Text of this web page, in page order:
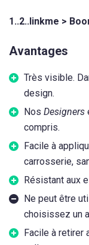
1..2..linkme >
Avantages
Très visible.
design.
Nos Designers
compris.
Facile à
carrosserie,
Résistant aux
Ne peut être
choisissez un
Facile à retirer